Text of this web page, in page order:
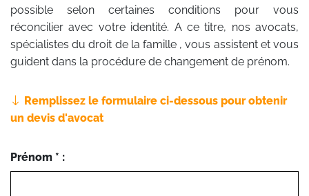
possible selon certaines conditions pour vous
réconcilier avec votre identité. A ce titre, nos avocats,
spécialistes du droit de la famille , vous assistent et vous
guident dans la procédure de changement de prénom.
Remplissez le formulaire ci-dessous pour obtenir
un devis d'avocat
Prénom * :